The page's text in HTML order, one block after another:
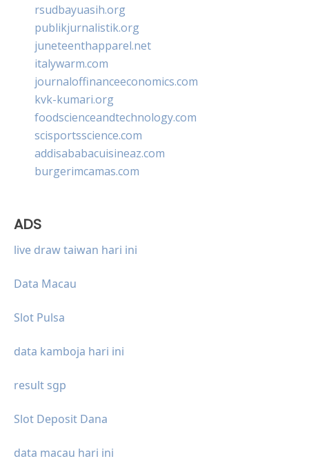
rsudbayuasih.org
publikjurnalistik.org
juneteenthapparel.net
italywarm.com
journaloffinanceeconomics.com
kvk-kumari.org
foodscienceandtechnology.com
scisportsscience.com
addisababacuisineaz.com
burgerimcamas.com
ADS
live draw taiwan hari ini
Data Macau
Slot Pulsa
data kamboja hari ini
result sgp
Slot Deposit Dana
data macau hari ini